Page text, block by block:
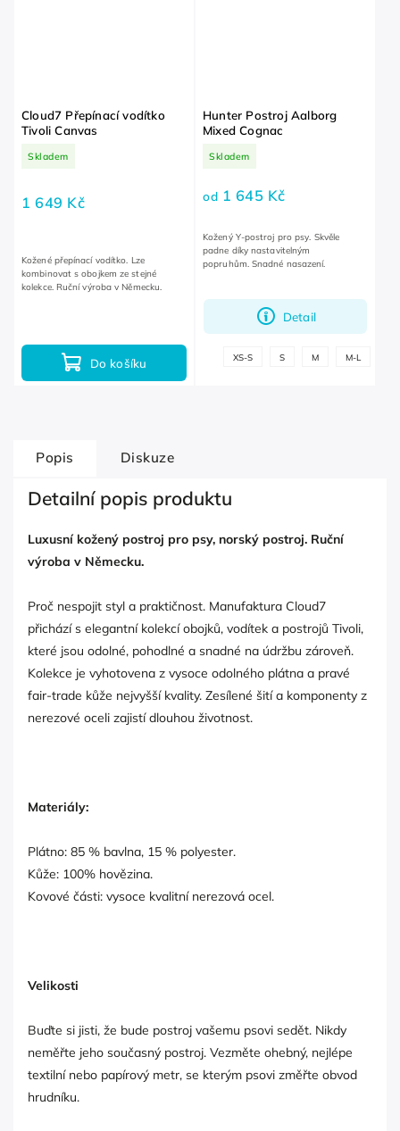
Cloud7 Přepínací vodítko
Tivoli Canvas
Skladem
1 649 Kč
Do košíku
Kožené přepínací vodítko. Lze
kombinovat s obojkem ze stejné
kolekce. Ruční výroba v Německu.
Hunter Postroj Aalborg
Mixed Cognac
Skladem
od 1 645 Kč
Detail
Kožený Y-postroj pro psy. Skvěle
padne díky nastavitelným
popruhům. Snadné nasazení.
XS-S S M M-L
Popis Diskuze
Detailní popis produktu
Luxusní kožený postroj pro psy, norský postroj. Ruční
výroba v Německu.
Proč nespojit styl a praktičnost. Manufaktura Cloud7
přichází s elegantní kolekcí obojků, vodítek a postrojů Tivoli,
které jsou odolné, pohodlné a snadné na údržbu zároveň.
Kolekce je vyhotovena z vysoce odolného plátna a pravé
fair-trade kůže nejvyšší kvality. Zesílené šití a komponenty z
nerezové oceli zajistí dlouhou životnost.
Materiály:
Plátno: 85 % bavlna, 15 % polyester.
Kůže: 100% hovězina.
Kovové části: vysoce kvalitní nerezová ocel.
Velikosti
Buďte si jisti, že bude postroj vašemu psovi sedět. Nikdy
neměřte jeho současný postroj. Vezměte ohebný, nejlépe
textilní nebo papírový metr, se kterým psovi změřte obvod
hrudníku.